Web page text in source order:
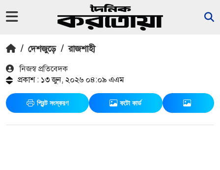
/ দেশজুড়ে / রাজশাহী
নিজস্ব প্রতিবেদক
প্রকাশ : ১৩ জুন, ২০২৬ ০৪:০৯ এএম
প্রিন্ট সংস্করণ ফটো কার্ড